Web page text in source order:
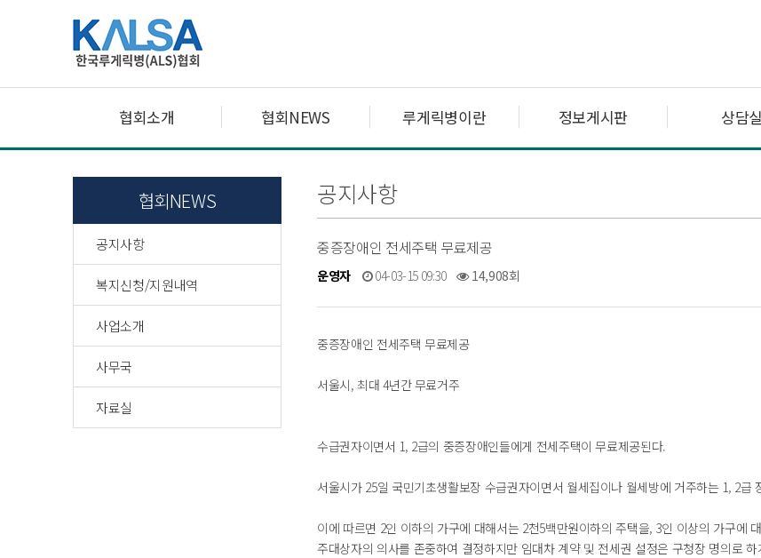
협회소개 협회NEWS 루게릭병이란 정보게시판 상담실
협회NEWS
공지사항
복지신청/지원내역
사업소개
사무국
자료실
공지사항
중증장애인 전세주택 무료제공
운영자 04-03-15 09:30 14,908회
중증장애인 전세주택 무료제공
서울시, 최대 4년간 무료거주
수급권자이면서 1, 2급의 중증장애인들에게 전세주택이 무료제공된다.
서울시가 25일 국민기초생활보장 수급권자이면서 월세집이나 월세방에 거주하는 1, 2
이에 따르면 2인 이하의 가구에 대해서는 2천5백만원이하의 주택을, 3인 이상의 가구에
주대상자의 의사를 존중하여 결정하지만 임대차 계약 및 전세권 설정은 구청장 명의로